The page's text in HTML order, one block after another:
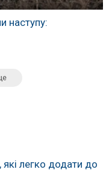
наступу:
які легко додати до